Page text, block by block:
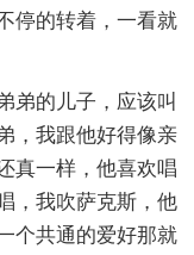
停的转着，一看就
弟的儿子，应该叫
，我跟他好得像亲
真一样，他喜欢唱
，我吹萨克斯，他
个共通的爱好那就